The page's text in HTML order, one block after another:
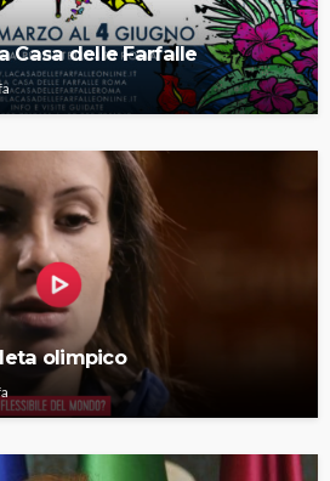
Casa delle Farfalle
olimpico